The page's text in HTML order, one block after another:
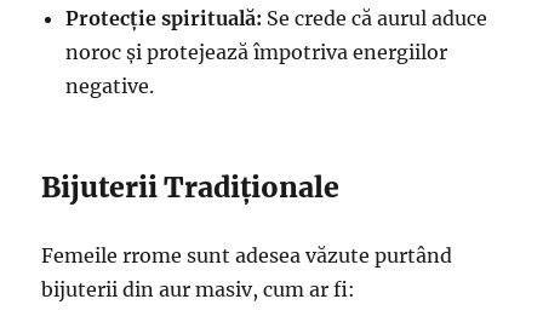
Protecție spirituală: Se crede că aurul aduce
noroc și protejează împotriva energiilor
negative.
Bijuterii Tradiționale
Femeile rrome sunt adesea văzute purtând
bijuterii din aur masiv, cum ar fi: